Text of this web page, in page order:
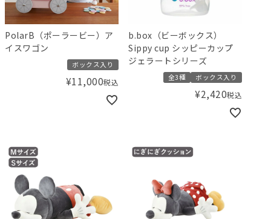
PolarB（ポーラービー）ア
イスワゴン
ボックス入り
¥11,000税込
b.box（ビーボックス）
Sippy cup シッピーカップ
ジェラートシリーズ
全3種 ボックス入り
¥2,420税込